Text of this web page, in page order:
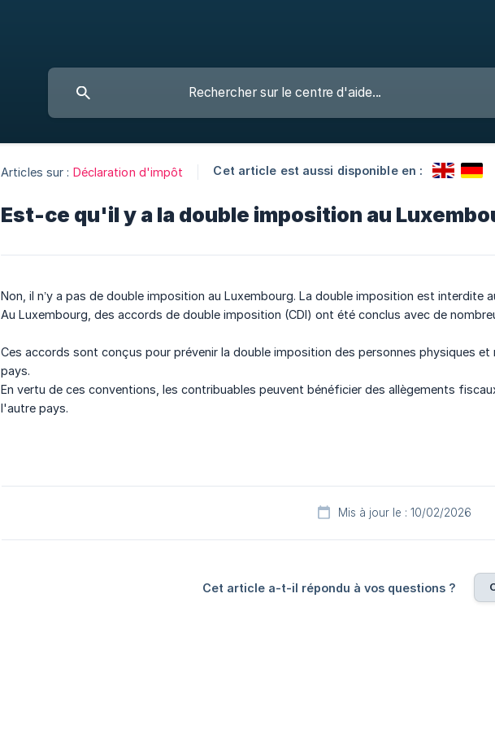
Articles sur : Déclaration d'impôt Cet article est aussi disponible en :
Est-ce qu'il y a la double imposition au
Non, il n’y a pas de double imposition au Luxembourg. La double imposition est interdite
Au Luxembourg, des accords de double imposition (CDI) ont été conclus avec de
Ces accords sont conçus pour prévenir la double imposition des personnes physiques
pays.
En vertu de ces conventions, les contribuables peuvent bénéficier des allègements
l'autre pays.
Mis à jour le : 10/02/2026
Cet article a-t-il répondu à vos questions ?